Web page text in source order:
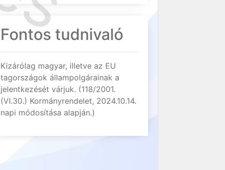
Fontos tudnivaló
Kizárólag magyar, illetve az EU
tagországok állampolgárainak a
jelentkezését várjuk. (118/2001.
(VI.30.) Kormányrendelet, 2024.10.14.
napi módosítása alapján.)